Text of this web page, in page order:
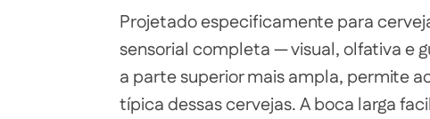
Projetado especificamente para
sensorial completa — visual, olfativa e
a parte superior mais ampla, permite
típica dessas cervejas. A boca larga